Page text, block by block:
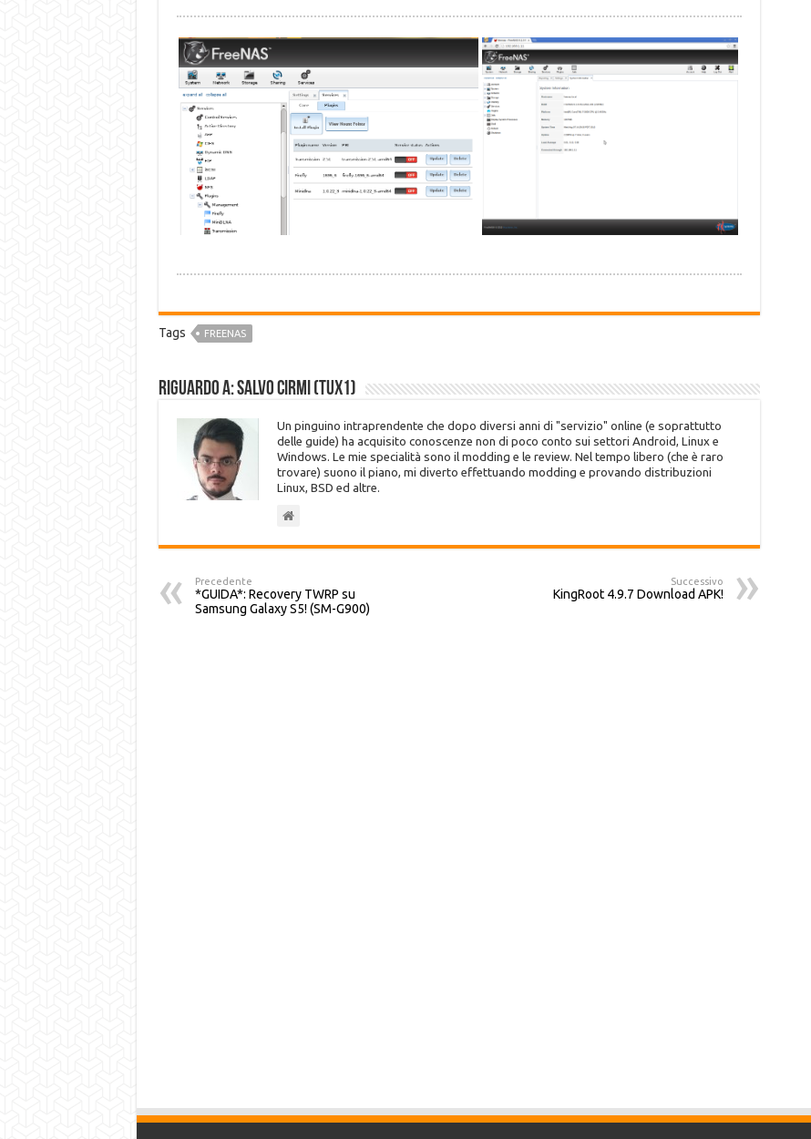
Tags FREENAS
Riguardo a: Salvo Cirmi (Tux1)
Un pinguino intraprendente che dopo diversi anni di "servizio" online (e soprattutto
delle guide) ha acquisito conoscenze non di poco conto sui settori Android, Linux e
Windows. Le mie specialità sono il modding e le review. Nel tempo libero (che è raro
trovare) suono il piano, mi diverto effettuando modding e provando distribuzioni
Linux, BSD ed altre.
Precedente
*GUIDA*: Recovery TWRP su
Samsung Galaxy S5! (SM-G900)
Successivo
KingRoot 4.9.7 Download APK!